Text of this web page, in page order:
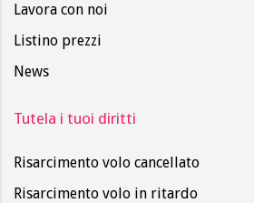
Lavora con noi
Listino prezzi
News
Tutela i tuoi diritti
Risarcimento volo cancellato
Risarcimento volo in ritardo